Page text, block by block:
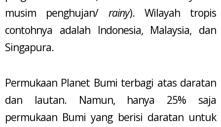
musim penghujan/ rainy). Wilayah tropis
contohnya adalah Indonesia, Malaysia, dan
Singapura.
Permukaan Planet Bumi terbagi atas daratan
dan lautan. Namun, hanya 25% saja
permukaan Bumi yang berisi daratan untuk